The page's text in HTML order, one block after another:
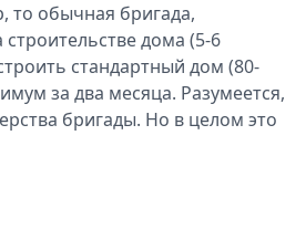
то обычная бригада,
дома (5-6
стандартный дом (80-
за два месяца. Разумеется,
бригады. Но в целом это